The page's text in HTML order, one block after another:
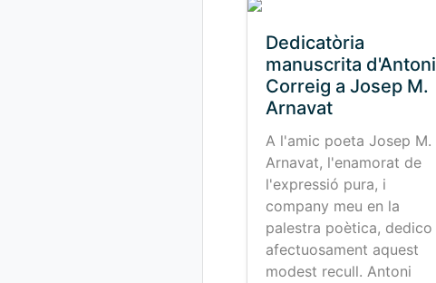
Dedicatòria
manuscrita d'Antoni
Correig a Josep M.
Arnavat
A l'amic poeta Josep M.
Arnavat, l'enamorat de
l'expressió pura, i
company meu en la
palestra poètica, dedico
afectuosament aquest
modest recull. Antoni